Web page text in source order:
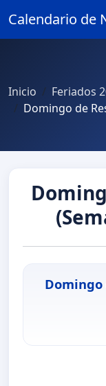
Calendario de
Inicio
Feriados
Domingo de
Domingo